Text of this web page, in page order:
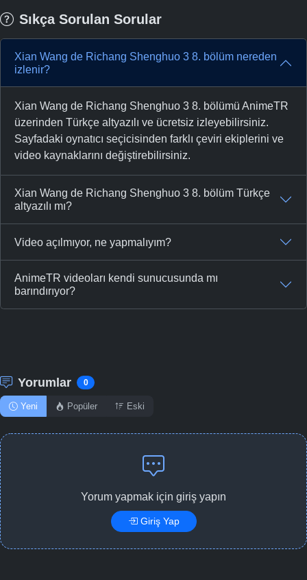
Sıkça Sorulan Sorular
Xian Wang de Richang Shenghuo 3 8. bölüm nereden
izlenir?
Xian Wang de Richang Shenghuo 3 8. bölümü AnimeTR
üzerinden Türkçe altyazılı ve ücretsiz izleyebilirsiniz.
Sayfadaki oynatıcı seçicisinden farklı çeviri ekiplerini ve
video kaynaklarını değiştirebilirsiniz.
Xian Wang de Richang Shenghuo 3 8. bölüm Türkçe
altyazılı mı?
Video açılmıyor, ne yapmalıyım?
AnimeTR videoları kendi sunucusunda mı
barındırıyor?
Yorumlar 0
Yeni Popüler Eski
Yorum yapmak için giriş yapın
Giriş Yap